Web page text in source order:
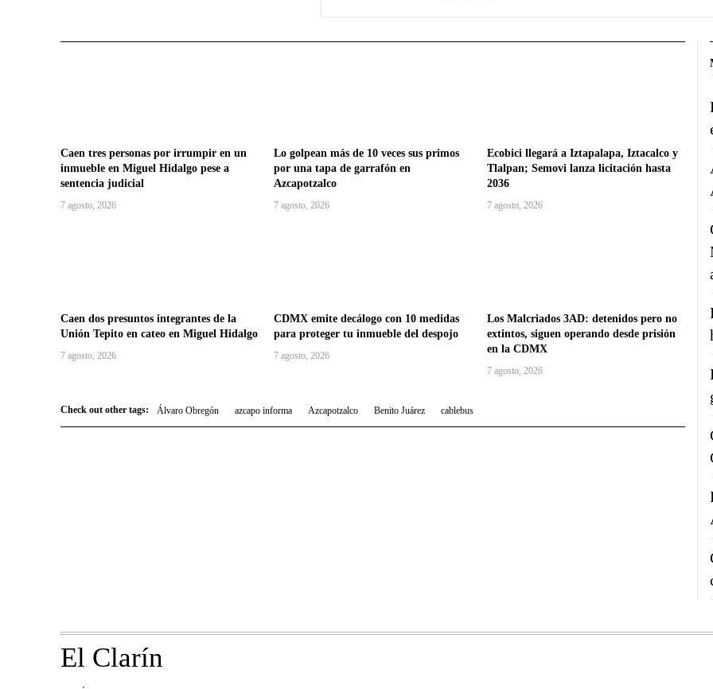
Caen tres personas por irrumpir en un
inmueble en Miguel Hidalgo pese a
sentencia judicial
7 agosto, 2026
Lo golpean más de 10 veces sus primos
por una tapa de garrafón en
Azcapotzalco
7 agosto, 2026
Ecobici llegará a Iztapalapa, Iztacalco y
Tlalpan; Semovi lanza licitación hasta
2036
7 agosto, 2026
Caen dos presuntos integrantes de la
Unión Tepito en cateo en Miguel Hidalgo
7 agosto, 2026
CDMX emite decálogo con 10 medidas
para proteger tu inmueble del despojo
7 agosto, 2026
Los Malcriados 3AD: detenidos pero no
extintos, siguen operando desde prisión
en la CDMX
7 agosto, 2026
Check out other tags: Álvaro Obregón azcapo informa Azcapotzalco Benito Juárez cablebus
El Clarín